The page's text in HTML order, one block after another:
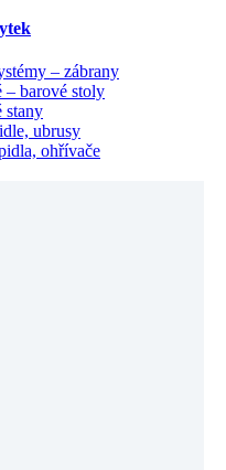
– zábrany
– barové stoly
stany
ubrusy
ohřívače